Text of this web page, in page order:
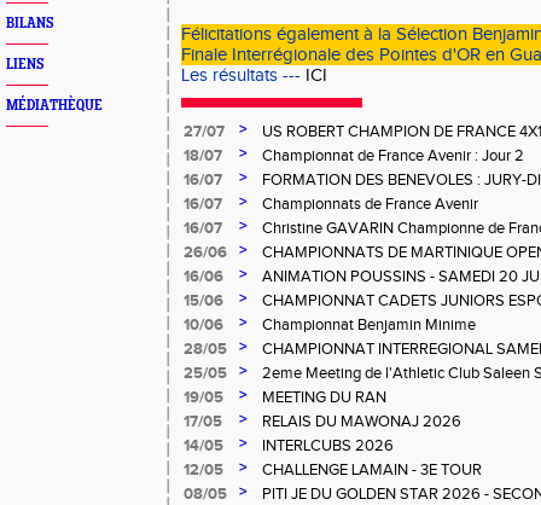
BILANS
LIENS
MÉDIATHÈQUE
Félicitations également à la Sélection
Finale Interrégionale des Pointes d'OR en
Les résultats --- ICI
27/07 >
US ROBERT CHAMPION DE FRANCE
18/07
>
Championnat de France Avenir : Jour 2
16/07
>
FORMATION DES BENEVOLES : JURY-
16/07
>
Championnats de France Avenir
16/07
>
Christine GAVARIN Championne de
26/06
>
CHAMPIONNATS DE MARTINIQUE
16/06
>
ANIMATION POUSSINS - SAMEDI 20
15/06
>
CHAMPIONNAT CADETS JUNIORS
10/06
>
Championnat Benjamin Minime
28/05
>
CHAMPIONNAT INTERREGIONAL
Gosier
25/05 >
2eme Meeting de l'Athletic Club Saleen
19/05
>
MEETING DU RAN
17/05
>
RELAIS DU MAWONAJ 2026
14/05
>
INTERLCUBS 2026
12/05
>
CHALLENGE LAMAIN - 3E TOUR
08/05
>
PITI JE DU GOLDEN STAR 2026 -